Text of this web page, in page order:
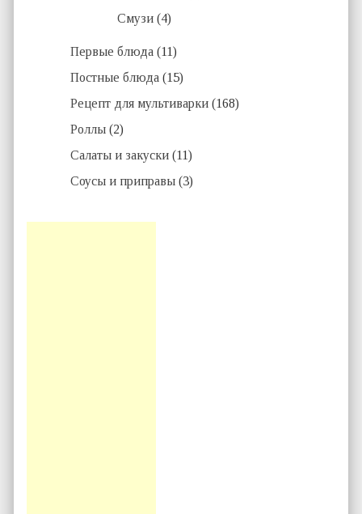
Смузи (4)
Первые блюда (11)
Постные блюда (15)
Рецепт для мультиварки (168)
Роллы (2)
Салаты и закуски (11)
Соусы и приправы (3)